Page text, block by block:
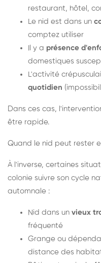
restaurant, hôtel,
Le nid est dans un
comptez utiliser
Il y a présence
domestiques
L'activité
quotidien
Dans ces cas,
être rapide.
Quand le nid peut rester
À l'inverse, certaines
colonie suivre son cycle
automnale :
Nid dans un vieux
fréquenté
Grange ou
distance des